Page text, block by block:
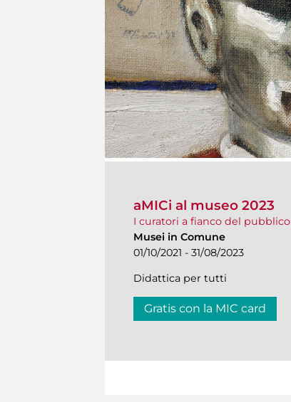
aMICi al museo 2023
I curatori a fianco del pubblico
Musei in Comune
01/10/2021 - 31/08/2023
Didattica per tutti
Gratis con la MIC card